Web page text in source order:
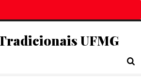
UFMG